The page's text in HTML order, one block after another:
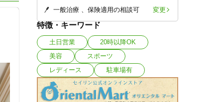
一般治療 保険適用の相談可 変更
特徴・キーワード
土日営業
20時以降OK
美容
スポーツ
レディース
駐車場有